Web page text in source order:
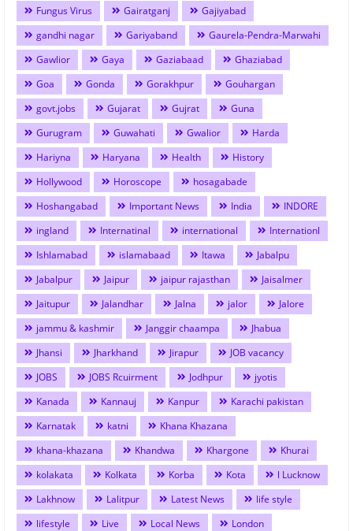
Fungus Virus Gairatganj
Gajiyabad
gandhi nagar
Gariyaband
Gaurela-Pendra-Marwahi
Gawlior
Gaya Gaziabaad
Ghaziabad
Goa
Gonda Gorakhpur
Gouhargan
govt.jobs
Gujarat Gujrat
Guna
Gurugram
Guwahati Gwalior
Harda
Hariyna
Haryana Health
History
Hollywood
Horoscope
hosagabade
Hoshangabad
Important News India
INDORE
ingland
Internatinal international
Internationl
Ishlamabad
islamabaad Itawa
Jabalpu
Jabalpur
Jaipur jaipur rajasthan
Jaisalmer
Jaitupur
Jalandhar Jalna jalor
Jalore
jammu & kashmir
Janggir chaampa
Jhabua
Jhansi
Jharkhand Jirapur
JOB vacancy
JOBS
JOBS Rcuirment Jodhpur
jyotis
Kanada
Kannauj Kanpur
Karachi pakistan
Karnatak
katni
Khana Khazana
khana-khazana
Khandwa Khargone
Khurai
kolakata
Kolkata Korba Kota
l Lucknow
Lakhnow
Lalitpur Latest News
life style
lifestyle
Live Local News
London